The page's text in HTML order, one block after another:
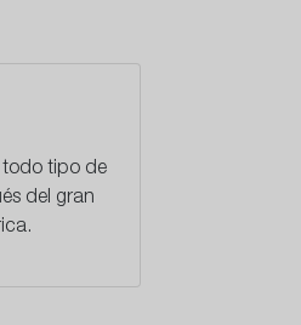
todo tipo de
del gran